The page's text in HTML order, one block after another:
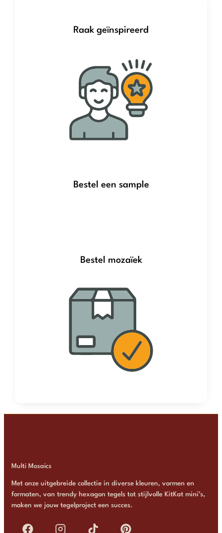
Raak geïnspireerd
Bestel een sample
Bestel mozaïek
Multi Mosaics
Met onze uitgebreide collectie in diverse kleuren, vormen en
formaten, van trendy hexagon tegels tot stijlvolle KitKat mini’s,
maken we jouw tegelproject een succes.